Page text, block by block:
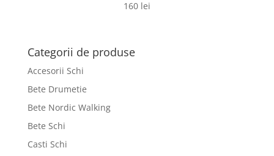
160 lei
Categorii de produse
Accesorii Schi
Bete Drumetie
Bete Nordic Walking
Bete Schi
Casti Schi